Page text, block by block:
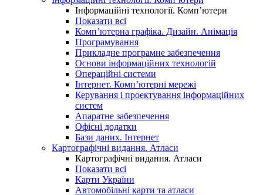
Інформаційні технології. Комп’ютери
Показати всі
Комп’ютерна графіка. Дизайн. Анімація
Програмування
Прикладне програмне забезпечення
Основи інформаційних технологій
Операційні системи
Інтернет. Комп’ютерні мережі
Керування і проектування інформаційних
систем
Апаратне забезпечення
Офісні додатки
Бази даних. Інтернет
Картографічні видання. Атласи
Картографічні видання. Атласи
Показати всі
Карти України
Автомобільні карти та атласи